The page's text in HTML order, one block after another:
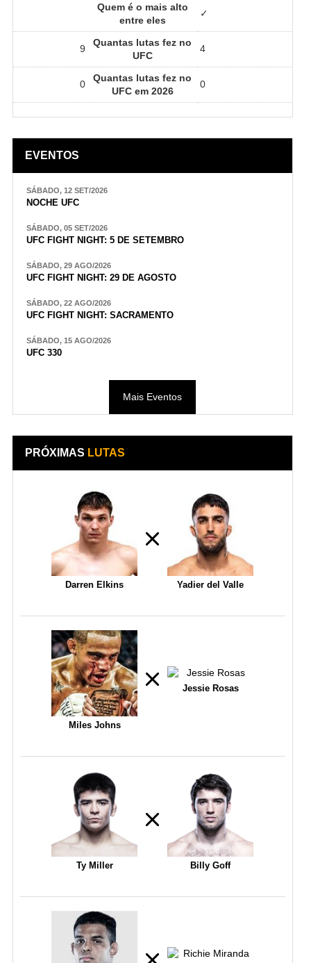
Quem é o mais alto
entre eles
✓
9
Quantas lutas fez no
UFC
4
0
Quantas lutas fez no
UFC em 2026
0
EVENTOS
SÁBADO, 12 SET/2026
NOCHE UFC
SÁBADO, 05 SET/2026
UFC FIGHT NIGHT: 5 DE SETEMBRO
SÁBADO, 29 AGO/2026
UFC FIGHT NIGHT: 29 DE AGOSTO
SÁBADO, 22 AGO/2026
UFC FIGHT NIGHT: SACRAMENTO
SÁBADO, 15 AGO/2026
UFC 330
Mais Eventos
PRÓXIMAS LUTAS
Darren Elkins Yadier del Valle
Miles Johns
Jessie Rosas
Ty Miller Billy Goff